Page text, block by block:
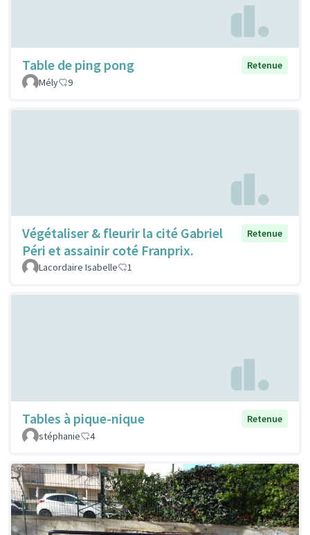
Table de ping pong
Retenue
Mély
9
Végétaliser & fleurir la cité Gabriel
Péri et assainir coté Franprix.
Retenue
Lacordaire Isabelle 1
Tables à pique-nique
Retenue
stéphanie
4